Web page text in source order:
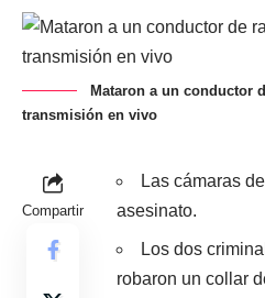
Mataron a un conductor
transmisión en vivo
Compartir
Las cámaras
asesinato.
Los dos
robaron un collar